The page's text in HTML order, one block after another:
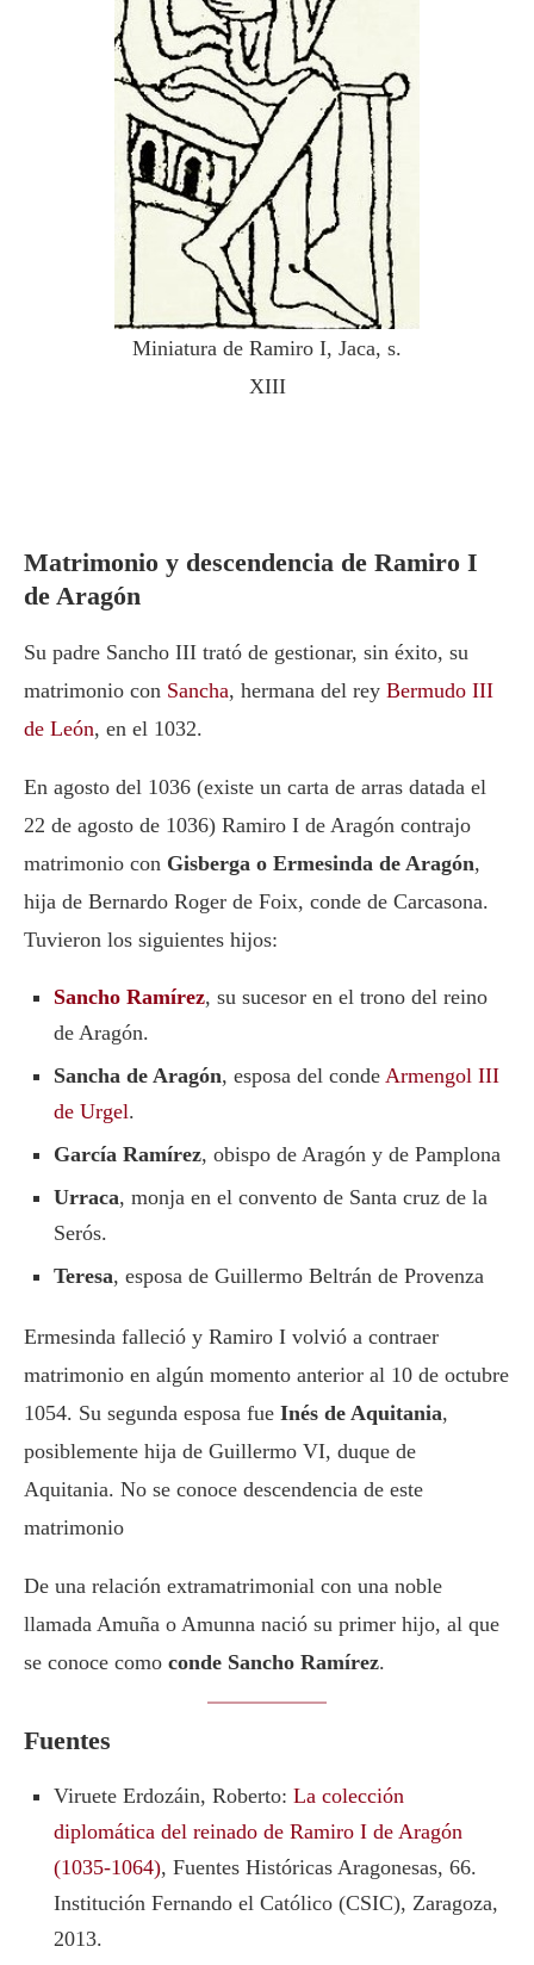
Miniatura de Ramiro I, Jaca, s.
XIII
Matrimonio y descendencia de Ramiro I
de Aragón
Su padre Sancho III trató de gestionar, sin éxito, su
matrimonio con Sancha, hermana del rey Bermudo III
de León, en el 1032.
En agosto del 1036 (existe un carta de arras datada el
22 de agosto de 1036) Ramiro I de Aragón contrajo
matrimonio con Gisberga o Ermesinda de Aragón,
hija de Bernardo Roger de Foix, conde de Carcasona.
Tuvieron los siguientes hijos:
Sancho Ramírez, su sucesor en el trono del reino
de Aragón.
Sancha de Aragón, esposa del conde Armengol III
de Urgel.
García Ramírez, obispo de Aragón y de Pamplona
Urraca, monja en el convento de Santa cruz de la
Serós.
Teresa, esposa de Guillermo Beltrán de Provenza
Ermesinda falleció y Ramiro I volvió a contraer
matrimonio en algún momento anterior al 10 de octubre
1054. Su segunda esposa fue Inés de Aquitania,
posiblemente hija de Guillermo VI, duque de
Aquitania. No se conoce descendencia de este
matrimonio
De una relación extramatrimonial con una noble
llamada Amuña o Amunna nació su primer hijo, al que
se conoce como conde Sancho Ramírez.
Fuentes
Viruete Erdozáin, Roberto: La colección
diplomática del reinado de Ramiro I de Aragón
(1035-1064), Fuentes Históricas Aragonesas, 66.
Institución Fernando el Católico (CSIC), Zaragoza,
2013.